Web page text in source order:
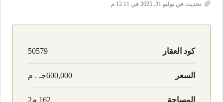
تحديث في يوليو 31, 2025 في 12:11 م
كود العقار 50579
السعر 600,000جـ . م
المساحة 162 م2